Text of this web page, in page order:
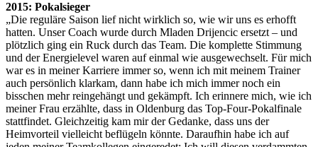
2015: Pokalsieger
„Die reguläre Saison lief nicht wirklich so, wie wir uns es erhofft
hatten. Unser Coach wurde durch Mladen Drijencic ersetzt – und
plötzlich ging ein Ruck durch das Team. Die komplette Stimmung
und der Energielevel waren auf einmal wie ausgewechselt. Für mich
war es in meiner Karriere immer so, wenn ich mit meinem Trainer
auch persönlich klarkam, dann habe ich mich immer noch ein
bisschen mehr reingehängt und gekämpft. Ich erinnere mich, wie ich
meiner Frau erzählte, dass in Oldenburg das Top-Four-Pokalfinale
stattfindet. Gleichzeitig kam mir der Gedanke, dass uns der
Heimvorteil vielleicht beflügeln könnte. Daraufhin habe ich auf